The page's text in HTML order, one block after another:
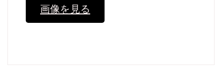
画像を見る